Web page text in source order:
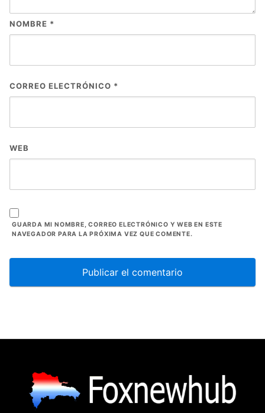
NOMBRE *
CORREO ELECTRÓNICO *
WEB
GUARDA MI NOMBRE, CORREO ELECTRÓNICO Y WEB EN ESTE
NAVEGADOR PARA LA PRÓXIMA VEZ QUE COMENTE.